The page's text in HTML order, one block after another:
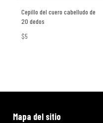
Cepillo del cuero cabelludo de
20 dedos
$5
Mapa del sitio